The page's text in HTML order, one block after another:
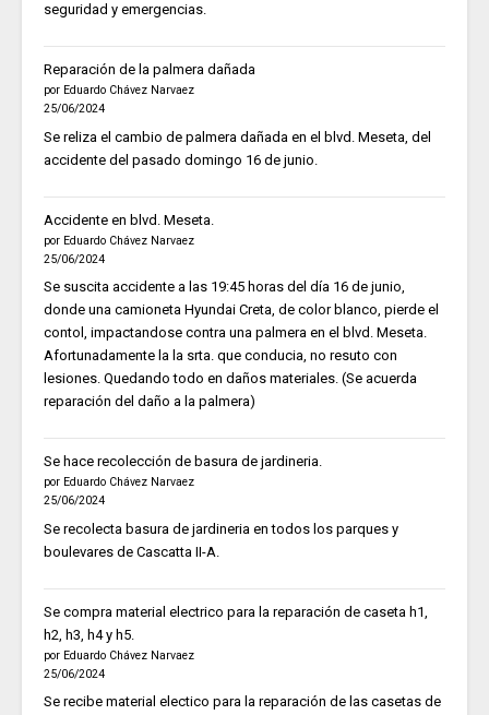
seguridad y emergencias.
Reparación de la palmera dañada
por Eduardo Chávez Narvaez
25/06/2024
Se reliza el cambio de palmera dañada en el blvd. Meseta, del
accidente del pasado domingo 16 de junio.
Accidente en blvd. Meseta.
por Eduardo Chávez Narvaez
25/06/2024
Se suscita accidente a las 19:45 horas del día 16 de junio,
donde una camioneta Hyundai Creta, de color blanco, pierde el
contol, impactandose contra una palmera en el blvd. Meseta.
Afortunadamente la la srta. que conducia, no resuto con
lesiones. Quedando todo en daños materiales. (Se acuerda
reparación del daño a la palmera)
Se hace recolección de basura de jardineria.
por Eduardo Chávez Narvaez
25/06/2024
Se recolecta basura de jardineria en todos los parques y
boulevares de Cascatta II-A.
Se compra material electrico para la reparación de caseta h1,
h2, h3, h4 y h5.
por Eduardo Chávez Narvaez
25/06/2024
Se recibe material electico para la reparación de las casetas de